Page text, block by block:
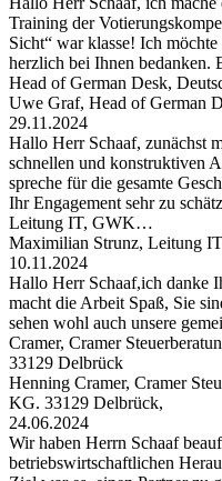
Training der
Sicht“ war klasse! Ich
herzlich bei Ihnen bedanken.
Head of German Desk,
Uwe Graf, Head of German
29.11.2024
Hallo Herr Schaaf, zunächst
schnellen und konstruktiven
spreche für die gesamte
Ihr Engagement sehr zu
Leitung IT, GWK…
Maximilian Strunz, Leitung
10.11.2024
Hallo Herr Schaaf,ich danke
macht die Arbeit Spaß, Sie
sehen wohl auch unsere
Cramer, Cramer
33129 Delbrück
Henning Cramer, Cramer
KG. 33129 Delbrück,
24.06.2024
Wir haben Herrn Schaaf
betriebswirtschaftlichen